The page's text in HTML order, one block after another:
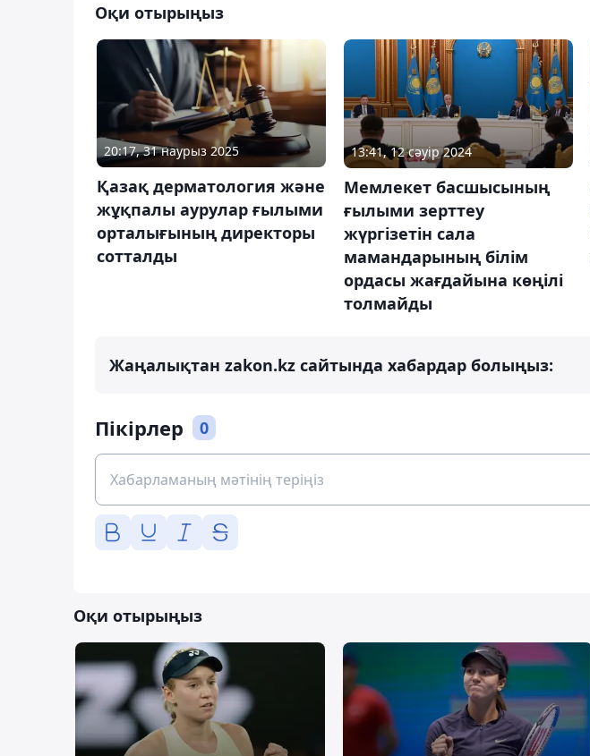
Оқи отырыңыз
20:17, 31 наурыз 2025
Қазақ дерматология және
жұқпалы аурулар ғылыми
орталығының директоры
сотталды
13:41, 12 сәуір 2024
Мемлекет басшысының
ғылыми зерттеу
жүргізетін сала
мамандарының білім
ордасы жағдайына көңілі
толмайды
Жаңалықтан zakon.kz сайтында хабардар болыңыз:
Пікірлер 0
Оқи отырыңыз